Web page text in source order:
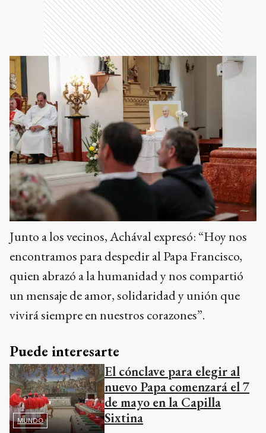
Junto a los vecinos, Achával expresó: “Hoy nos
encontramos para despedir al Papa Francisco,
quien abrazó a la humanidad y nos compartió
un mensaje de amor, solidaridad y unión que
vivirá siempre en nuestros corazones”.
Puede interesarte
MUNDO
El cónclave para elegir al
nuevo Papa comenzará el 7
de mayo en la Capilla
Sixtina